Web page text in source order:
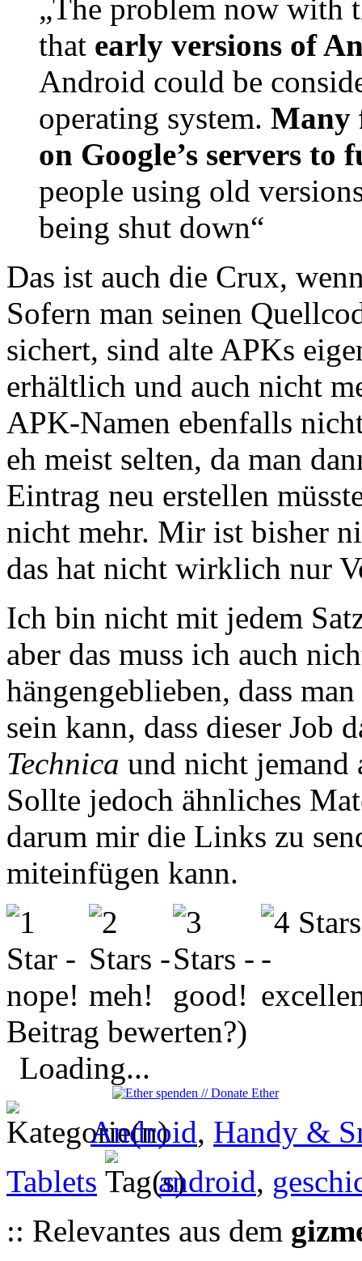
„The problem now with
that early versions of
Android could be
operating system. Many
on Google’s servers to
people using old
being shut down“
Das ist auch die Crux,
Sofern man seinen
sichert, sind alte APKs
erhältlich und auch nicht
APK-Namen ebenfalls
eh meist selten, da man
Eintrag neu erstellen
nicht mehr. Mir ist bisher
das hat nicht wirklich nur
Ich bin nicht mit jedem
aber das muss ich auch
hängengeblieben, dass
sein kann, dass dieser Job
Technica und nicht jemand
Sollte jedoch ähnliches
darum mir die Links zu
miteinfügen kann.
Beitrag bewerten?)
Loading...
Android, Handy &
Tablets
android,
:: Relevantes aus dem